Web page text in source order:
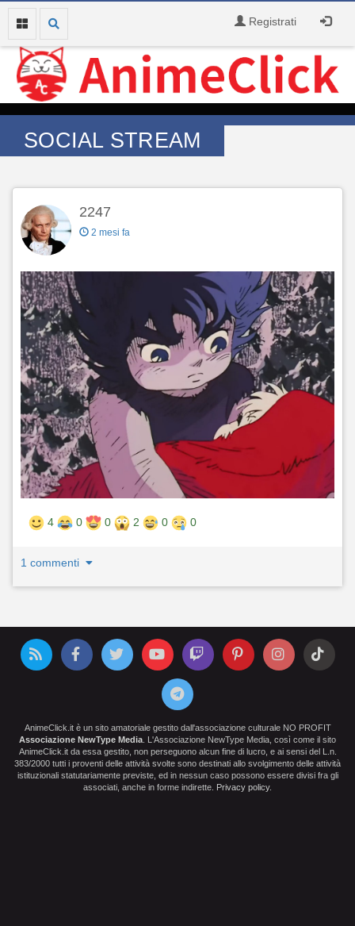
Registrati
SOCIAL STREAM
2247
2 mesi fa
4 0 0 2 0 0
1 commenti
AnimeClick.it è un sito amatoriale gestito dall'associazione culturale NO PROFIT
Associazione NewType Media . L'Associazione NewType Media, così come il sito
AnimeClick.it da essa gestito, non perseguono alcun fine di lucro, e ai sensi del L.n.
383/2000 tutti i proventi delle attività svolte sono destinati allo svolgimento delle attività
istituzionali statutariamente previste, ed in nessun caso possono essere divisi fra gli
associati, anche in forme indirette. Privacy policy.